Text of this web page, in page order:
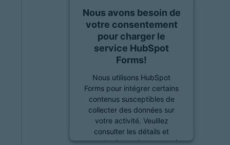
Nous avons besoin de
votre consentement
pour charger le
service HubSpot
Forms!
Nous utilisons HubSpot
Forms pour intégrer certains
contenus susceptibles de
collecter des données sur
votre activité. Veuillez
consulter les détails et
accepter le service pour voir